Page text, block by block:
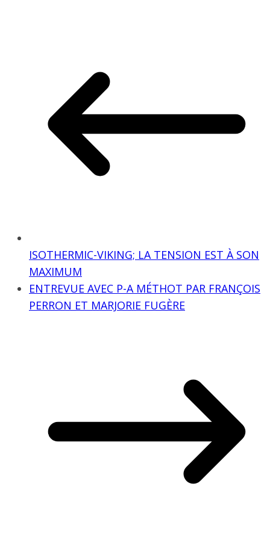
ISOTHERMIC-VIKING; LA TENSION EST À SON
MAXIMUM
ENTREVUE AVEC P-A MÉTHOT PAR FRANÇOIS
PERRON ET MARJORIE FUGÈRE